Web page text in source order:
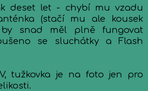
deset let - chybí mu vzadu
(stačí mu ale kousek
snad měl plně fungovat
se sluchátky a Flash
tužkovka je na foto jen pro